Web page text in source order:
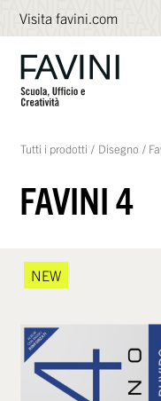
Visita favini.com
Tutti i prodotti / Disegno /
FAVINI 4
NEW